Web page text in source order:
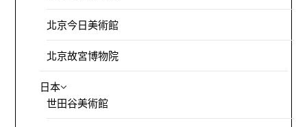
北京今日美術館
北京故宮博物院
日本
世田谷美術館